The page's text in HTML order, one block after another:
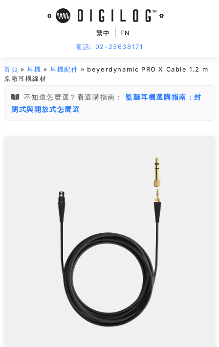
繁中
EN
電話: 02-23638171
首頁 »耳機 »耳機配件 » beyerdynamic PRO X Cable 1.2 m
原廠耳機線材
不知道怎麼選？看選購指南：
監聽耳機選購指南：封
閉式與開放式怎麼選